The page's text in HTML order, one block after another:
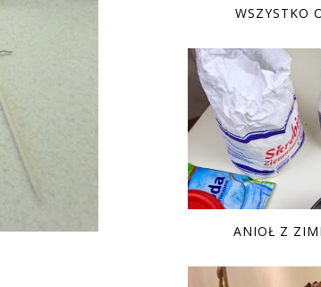
WSZYSTKO
ANIOŁ Z